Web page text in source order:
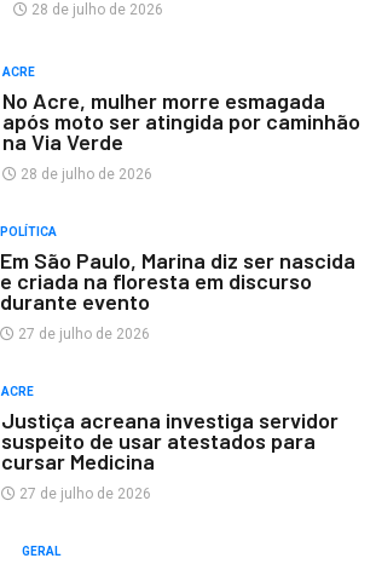
28 de julho de 2026
ACRE
No Acre, mulher morre esmagada
após moto ser atingida por caminhão
na Via Verde
28 de julho de 2026
POLÍTICA
Em São Paulo, Marina diz ser nascida
e criada na floresta em discurso
durante evento
27 de julho de 2026
ACRE
Justiça acreana investiga servidor
suspeito de usar atestados para
cursar Medicina
27 de julho de 2026
GERAL